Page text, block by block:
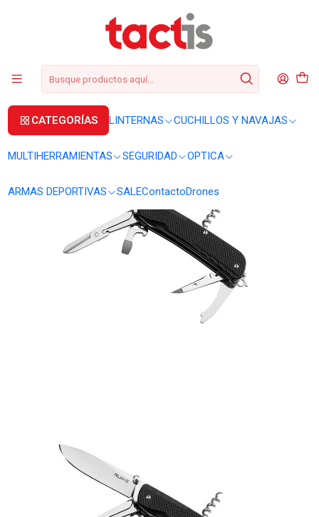
CATEGORÍAS LINTERNAS CUCHILLOS Y NAVAJAS
MULTIHERRAMIENTAS SEGURIDAD OPTICA
ARMAS DEPORTIVAS SALEContactoDrones
+56 2 3224 9572 +569 62369815
CUCHILLOS Y NAVAJAS
CORTAPLUMAS
Cortapluma Ruike LD31-B